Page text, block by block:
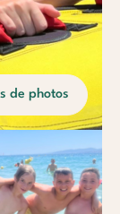
de photos